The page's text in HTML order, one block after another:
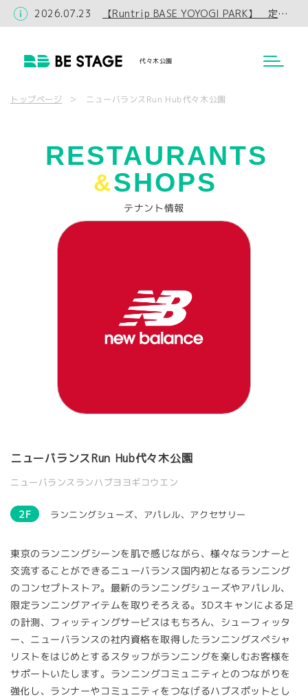
2026.07.23 【Runtrip BASE YOYOGI PARK】 定休日・カフェ営業時間変更のお知らせ
代々木公園
トップページ ニューバランスRun Hub代々木公園
RESTAURANTS
&SHOPS
テナント情報
ニューバランスRun Hub代々木公園
ニューバランスランハブヨヨギコウエン
2F ランニングシューズ、アパレル、アクセサリー
東京のランニングシーンを肌で感じながら、様々なランナーと
交流することができるニューバランス国内初となるランニング
のコンセプトストア。最新のランニングシューズやアパレル、
限定ランニングアイテムを取りそろえる。3Dスキャンによる足
の計測、フィッティングサービスはもちろん、シューフィッタ
ー、ニューバランスの社内資格を取得したランニングスペシャ
リストをはじめとするスタッフがランニングを楽しむお客様を
サポートいたします。ランニングコミュニティとのつながりを
強化し、ランナーやコミュニティをつなげるハブスポットとし